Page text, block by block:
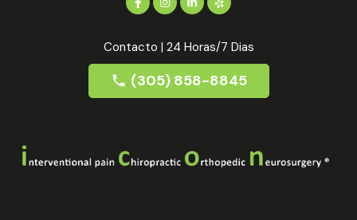
Contacto | 24 Horas/7 Dias
(305) 858-8845